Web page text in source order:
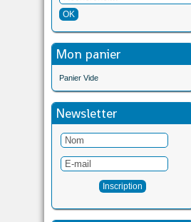
Mon panier
Panier Vide
Newsletter